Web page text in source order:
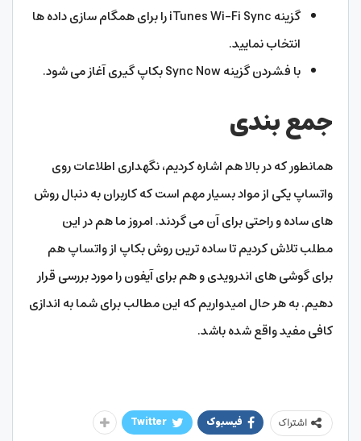
گزینه iTunes Wi-Fi Sync را برای همگام سازی داده ها
انتخاب نمایید.
با فشردن گزینه Sync Now بکاپ گیری آغاز می شود.
جمع بندی
همانطور که در بالا هم اشاره کردیم، نگهداری اطلاعات روی
واتساپ یکی از مواد بسیار مهم است که کاربران به دنبال روش
های ساده و راحتی برای آن می گردند. امروز ما هم در این
مطلب تلاش کردیم تا ساده ترین روش بکاپ از واتساپ هم
برای گوشی های اندرویدی و هم برای آیفون را مورد بررسی قرار
دهیم. به هر حال امیدواریم که این مطالب برای شما به اندازی
کافی مفید واقع شده باشد.
اشتراک فیسبوک Twitter